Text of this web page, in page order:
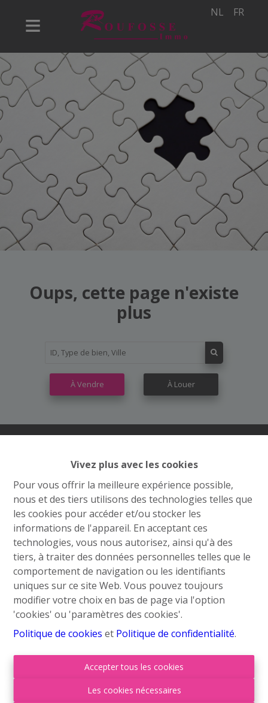
Vivez plus avec les cookies
Pour vous offrir la meilleure expérience possible,
nous et des tiers utilisons des technologies telles que
les cookies pour accéder et/ou stocker les
informations de l'appareil. En acceptant ces
technologies, vous nous autorisez, ainsi qu'à des
tiers, à traiter des données personnelles telles que le
comportement de navigation ou les identifiants
uniques sur ce site Web. Vous pouvez toujours
modifier votre choix en bas de page via l'option
'cookies' ou 'paramètres des cookies'.
Politique de cookies et Politique de confidentialité.
Accepter tous les cookies
Les cookies nécessaires
NL FR
Oups, cette page n'existe
plus
À Vendre À Louer
Contactez nous
Grand’Route (Flh) 548
4400 Flémalle
+32 4 234 21 10
info@roufosse.be
Disclaimer
Privacy Statement
Membre Federia
Heures d'ouverture
09:00-18:00